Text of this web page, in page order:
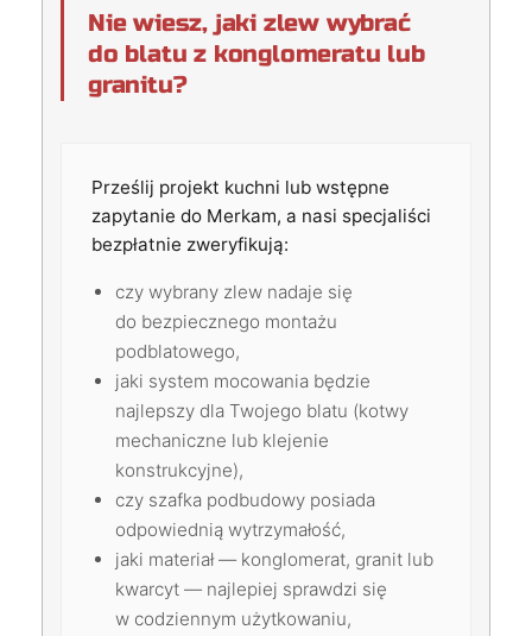
Nie wiesz, jaki zlew wybrać
do blatu z konglomeratu lub
granitu?
Prześlij projekt kuchni lub wstępne
zapytanie do Merkam, a nasi specjaliści
bezpłatnie zweryfikują:
czy wybrany zlew nadaje się
do bezpiecznego montażu
podblatowego,
jaki system mocowania będzie
najlepszy dla Twojego blatu (kotwy
mechaniczne lub klejenie
konstrukcyjne),
czy szafka podbudowy posiada
odpowiednią wytrzymałość,
jaki materiał — konglomerat, granit lub
kwarcyt — najlepiej sprawdzi się
w codziennym użytkowaniu,